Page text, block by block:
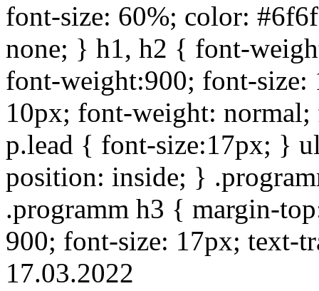
font-size: 60%; color:
none; } h1, h2 { font-
font-weight:900; font-
10px; font-weight:
p.lead { font-size:17px; }
position: inside; }
.programm h3 { margin-
900; font-size: 17px; text-
17.03.2022